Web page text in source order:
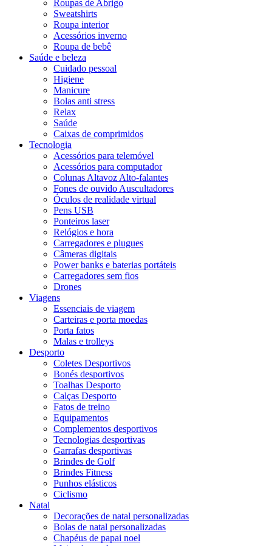
Roupas de Abrigo
Sweatshirts
Roupa interior
Acessórios inverno
Roupa de bebê
Saúde e beleza
Cuidado pessoal
Higiene
Manicure
Bolas anti stress
Relax
Saúde
Caixas de comprimidos
Tecnologia
Acessórios para telemóvel
Acessórios para computador
Colunas Altavoz Alto-falantes
Fones de ouvido Auscultadores
Óculos de realidade virtual
Pens USB
Ponteiros laser
Relógios e hora
Carregadores e plugues
Câmeras digitais
Power banks e baterias portáteis
Carregadores sem fios
Drones
Viagens
Essenciais de viagem
Carteiras e porta moedas
Porta fatos
Malas e trolleys
Desporto
Coletes Desportivos
Bonés desportivos
Toalhas Desporto
Calças Desporto
Fatos de treino
Equipamentos
Complementos desportivos
Tecnologias desportivas
Garrafas desportivas
Brindes de Golf
Brindes Fitness
Punhos elásticos
Ciclismo
Natal
Decorações de natal personalizadas
Bolas de natal personalizadas
Chapéus de papai noel